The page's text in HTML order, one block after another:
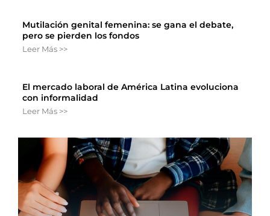
Mutilación genital femenina: se gana el debate,
pero se pierden los fondos
Leer Más >>
El mercado laboral de América Latina evoluciona
con informalidad
Leer Más >>